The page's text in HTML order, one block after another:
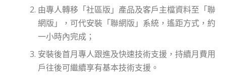
由專人轉移「社區版」產品及客戶主檔資料至「聯
網版」，可代安裝「聯網版」系統，遙距方式，約
一小時內完成；
安裝後首月專人跟進及快速技術支援，持續月費用
戶往後可繼續享有基本技術支援。